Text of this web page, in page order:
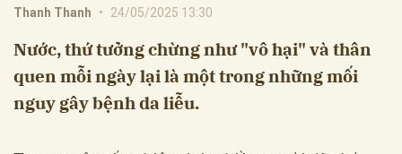
Thanh Thanh • 24/05/2025 13:30
Nước, thứ tưởng chừng như "vô hại" và thân
quen mỗi ngày lại là một trong những mối
nguy gây bệnh da liễu.